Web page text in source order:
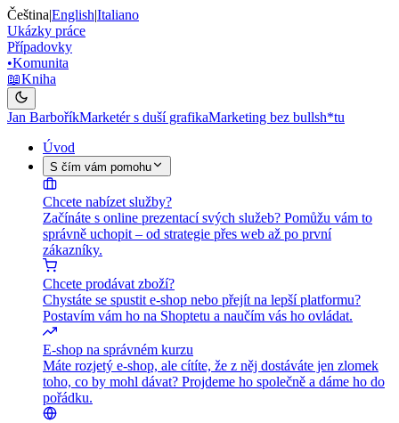
Čeština|English|Italiano
Ukázky práce
Případovky
•Komunita
📖Kniha
Jan BarboříkMarketér s duší grafikaMarketing bez bullsh*tu
Úvod
S čím vám pomohu
Chcete nabízet služby?
Začínáte s online prezentací svých služeb? Pomůžu vám to
správně uchopit – od strategie přes web až po první
zákazníky.
Chcete prodávat zboží?
Chystáte se spustit e-shop nebo přejít na lepší platformu?
Postavím vám ho na Shoptetu a naučím vás ho ovládat.
E-shop na správném kurzu
Máte rozjetý e-shop, ale cítíte, že z něj dostáváte jen zlomek
toho, co by mohl dávat? Projdeme ho společně a dáme ho do
pořádku.